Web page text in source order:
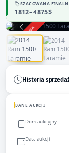
SZACOWANA
1 812 – 4 875 $
ZAKOŃCZONA
Historia
DANE AUKCJI
Dom aukcyjny
Data aukcji